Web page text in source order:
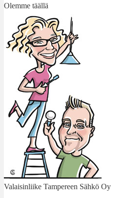
Olemme täällä
Valaisinliike Tampereen Sähkö Oy